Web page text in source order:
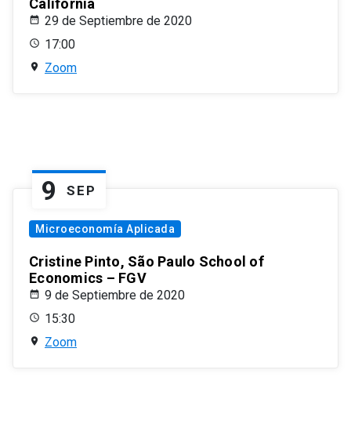
California
29 de Septiembre de 2020
17:00
Zoom
9 SEP
Microeconomía Aplicada
Cristine Pinto, São Paulo School of
Economics – FGV
9 de Septiembre de 2020
15:30
Zoom